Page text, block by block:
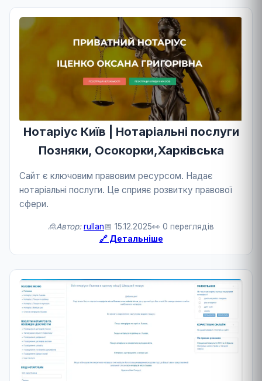
Нотаріус Київ | Нотаріальні послуги
Позняки, Осокорки,Харківська
Сайт є ключовим правовим ресурсом. Надає
нотаріальні послуги. Це сприяє розвитку правової
сфери.
🙎Автор: rullan📅 15.12.2025👀 0 переглядів
🔗 Детальніше